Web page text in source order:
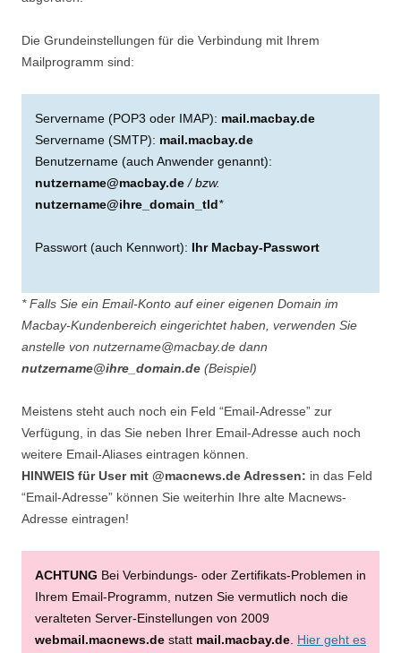
Die Grundeinstellungen für die Verbindung mit Ihrem
Mailprogramm sind:
Servername (POP3 oder IMAP): mail.macbay.de
Servername (SMTP): mail.macbay.de
Benutzername (auch Anwender genannt):
nutzername@macbay.de/ bzw.
nutzername@ihre_domain_tld*
Passwort (auch Kennwort): Ihr Macbay-Passwort
* Falls Sie ein Email-Konto auf einer eigenen Domain im
Macbay-Kundenbereich eingerichtet haben, verwenden Sie
anstelle von nutzername@macbay.de dann
nutzername@ihre_domain.de (Beispiel)
Meistens steht auch noch ein Feld “Email-Adresse” zur
Verfügung, in das Sie neben Ihrer Email-Adresse auch noch
weitere Email-Aliases eintragen können.
HINWEIS für User mit @macnews.de Adressen: in das Feld
“Email-Adresse” können Sie weiterhin Ihre alte Macnews-
Adresse eintragen!
​ACHTUNG Bei Verbindungs- oder Zertifikats-Problemen​ in
Ihrem Email-Programm, nutzen Sie vermutlich noch die
veralteten ​Server-Einstellungen von 2009
webmail.macnews.de statt mail.macbay.de Hier geht es